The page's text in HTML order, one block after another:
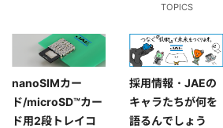
TOPICS
nanoSIMカー
ド/microSD™カー
ド用2段トレイコ
採用情報・JAEの
キャラたちが何を
語るんでしょう